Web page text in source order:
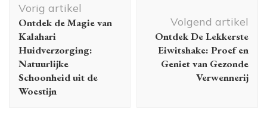
Vorig artikel
Ontdek de Magie van
Kalahari
Huidverzorging:
Natuurlijke
Schoonheid uit de
Woestijn
Volgend artikel
Ontdek De Lekkerste
Eiwitshake: Proef en
Geniet van Gezonde
Verwennerij